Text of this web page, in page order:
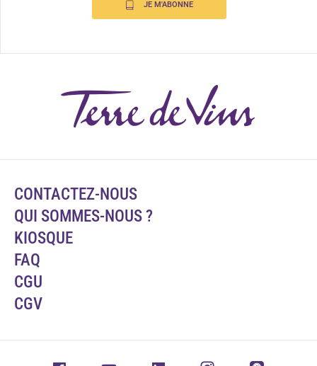
JE M'ABONNE
CONTACTEZ-NOUS
QUI SOMMES-NOUS ?
KIOSQUE
FAQ
CGU
CGV